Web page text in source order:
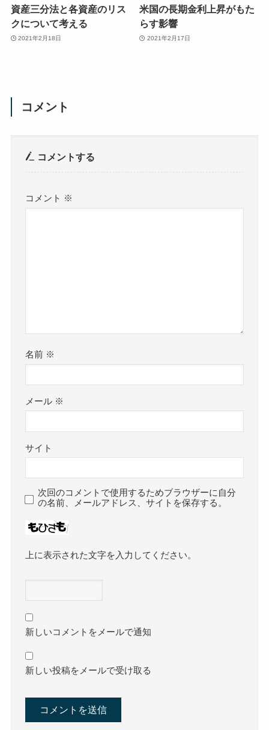
資産三分法と各資産のリス
クについて考える
2021年2月18日
米国の長期金利上昇がもた
らす影響
2021年2月17日
コメント
コメントする
コメント ※
名前 ※
メール ※
サイト
次回のコメントで使用するためブラウザーに自分
の名前、メールアドレス、サイトを保存する。
上に表示された文字を入力してください。
新しいコメントをメールで通知
新しい投稿をメールで受け取る